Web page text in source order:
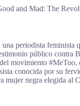
and Mad: The
una periodista feminista
público contra
movimiento #MeToo,
conocida por su
mujer negra elegida al